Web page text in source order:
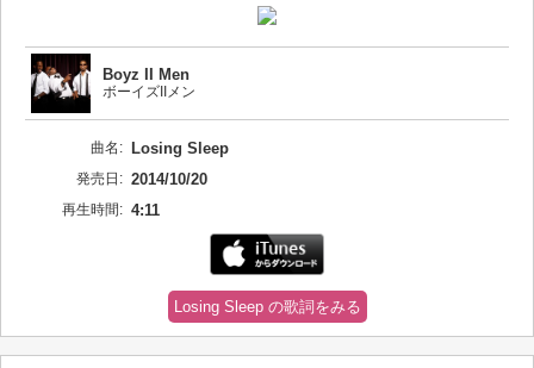
Boyz II Men
ボーイズIIメン
曲名: Losing Sleep
発売日: 2014/10/20
再生時間: 4:11
Losing Sleep の歌詞をみる